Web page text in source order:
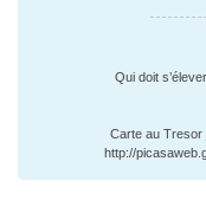
Qui doit
Carte au Tresor
http://